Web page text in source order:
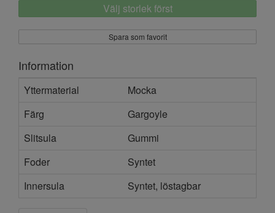
Välj storlek först
Spara som favorit
Information
Yttermaterial
Mocka
Färg
Gargoyle
Slitsula
Gummi
Foder
Syntet
Innersula
Syntet, löstagbar